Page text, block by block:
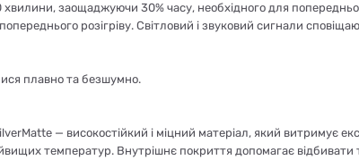
заощаджуючи 30% часу, необхідного для
розігріву. Світловий і звуковий сигнали
плавно та безшумно.
— високостійкий і міцний матеріал, який витримує
температур. Внутрішнє покриття допомагає відбивати